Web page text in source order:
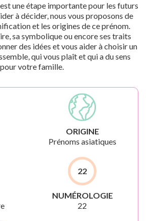
une étape importante pour les futurs
à décider, nous vous proposons de
et les origines de ce prénom.
sa symbolique ou encore ses traits
des idées et vous aider à choisir un
qui vous plaît et qui a du sens
pour votre famille.
ORIGINE
Prénoms asiatiques
22
NUMÉROLOGIE
22